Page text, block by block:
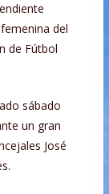
del
de Fútbol
sábado
un gran
José